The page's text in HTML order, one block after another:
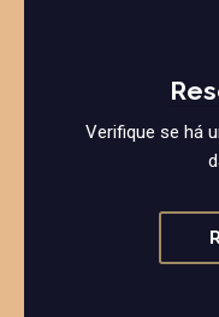
Verifique se há